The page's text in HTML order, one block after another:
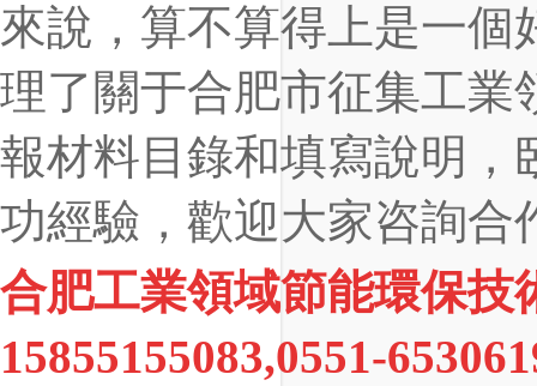
來說，算不算得上是一
理了關于合肥市征集工業
報材料目錄和填寫說明，
功經驗，歡迎大家咨詢合
合肥工業領域節能環保技
15855155083,0551-